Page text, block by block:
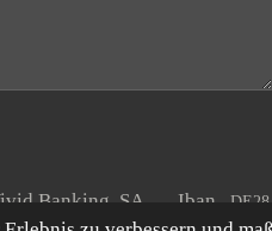
Banking SA Iban